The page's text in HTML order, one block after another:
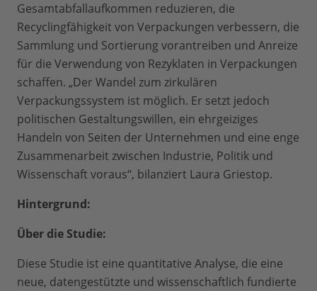
Gesamtabfallaufkommen reduzieren, die
Recyclingfähigkeit von Verpackungen verbessern, die
Sammlung und Sortierung vorantreiben und Anreize
für die Verwendung von Rezyklaten in Verpackungen
schaffen. „Der Wandel zum zirkulären
Verpackungssystem ist möglich. Er setzt jedoch
politischen Gestaltungswillen, ein ehrgeiziges
Handeln von Seiten der Unternehmen und eine enge
Zusammenarbeit zwischen Industrie, Politik und
Wissenschaft voraus“, bilanziert Laura Griestop.
Hintergrund:
Über die Studie:
Diese Studie ist eine quantitative Analyse, die eine
neue, datengestützte und wissenschaftlich fundierte